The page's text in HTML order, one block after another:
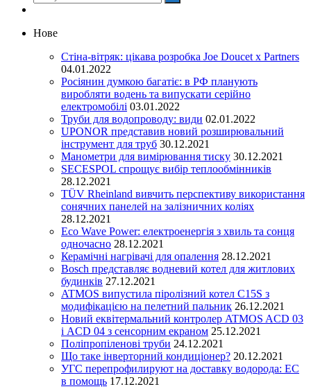
Нове
Стіна-вітряк: цікава розробка Joe Doucet x Partners
04.01.2022
Росіянин думкою багатіє: в РФ планують
виробляти водень та випускати серійно
електромобілі 03.01.2022
Труби для водопроводу: види 02.01.2022
UPONOR представив новий розширювальний
інструмент для труб 30.12.2021
Манометри для вимірювання тиску 30.12.2021
SECESPOL спрощує вибір теплообмінників
28.12.2021
TÜV Rheinland вивчить перспективу використання
сонячних панелей на залізничних коліях
28.12.2021
Eco Wave Power: електроенергія з хвиль та сонця
одночасно 28.12.2021
Керамічні нагрівачі для опалення 28.12.2021
Bosch представляє водневий котел для житлових
будинків 27.12.2021
ATMOS випустила піролізний котел C15S з
модифікацією на пелетний пальник 26.12.2021
Новий еквітермальний контролер ATMOS ACD 03
і ACD 04 з сенсорним екраном 25.12.2021
Поліпропіленові труби 24.12.2021
Що таке інверторний кондиціонер? 20.12.2021
УГС перепрофилируют на доставку водорода: EC
в помощь 17.12.2021